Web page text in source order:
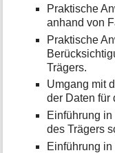
Praktische
anhand von
Praktische
Trägers.
Umgang mit
der Daten für
Einführung
des Trägers
Einführung